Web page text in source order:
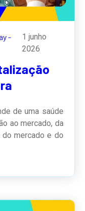
-
1 junho
2026
de uma saúde
ao mercado, da
mercado e do